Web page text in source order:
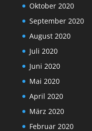
Oktober 2020
September 2020
August 2020
Juli 2020
Juni 2020
Mai 2020
April 2020
März 2020
Februar 2020